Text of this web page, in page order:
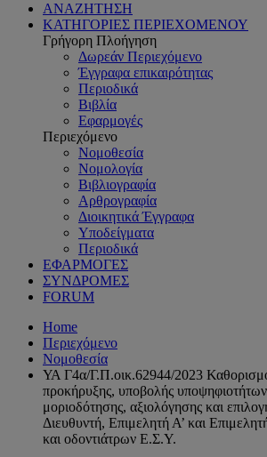
ΑΝΑΖΗΤΗΣΗ
ΚΑΤΗΓΟΡΙΕΣ ΠΕΡΙΕΧΟΜΕΝΟΥ
Γρήγορη Πλοήγηση
Δωρεάν Περιεχόμενο
Έγγραφα επικαιρότητας
Περιοδικά
Βιβλία
Εφαρμογές
Περιεχόμενο
Νομοθεσία
Νομολογία
Βιβλιογραφία
Αρθρογραφία
Διοικητικά Έγγραφα
Υποδείγματα
Περιοδικά
ΕΦΑΡΜΟΓΕΣ
ΣΥΝΔΡΟΜΕΣ
FORUM
Home
Περιεχόμενο
Νομοθεσία
ΥΑ Γ4α/Γ.Π.οικ.62944/2023
προκήρυξης, υποβολής υποψηφιοτήτων
μοριοδότησης, αξιολόγησης και
Διευθυντή, Επιμελητή Α’ και
και οδοντιάτρων Ε.Σ.Υ.